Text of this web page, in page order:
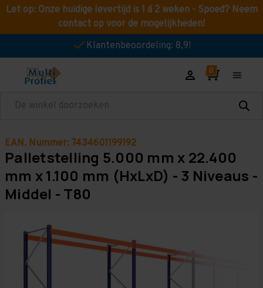
Let op: Onze huidige levertijd is 1 á 2 weken - Spoed? Neem
contact op voor de mogelijkheden!
Klantenbeoordeling: 8,9!
Zoeken
EAN. Nummer: 7434601199192
Palletstelling 5.000 mm x 22.400
mm x 1.100 mm (HxLxD) - 3 Niveaus -
Middel - T80